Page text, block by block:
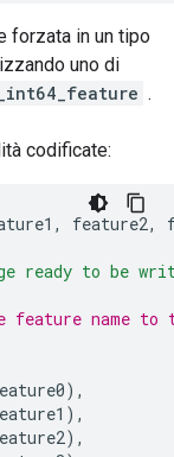
forzata in un tipo
uno di
_int64_feature .
codificate:
, feature2,
ready to be
feature name
),
),
),